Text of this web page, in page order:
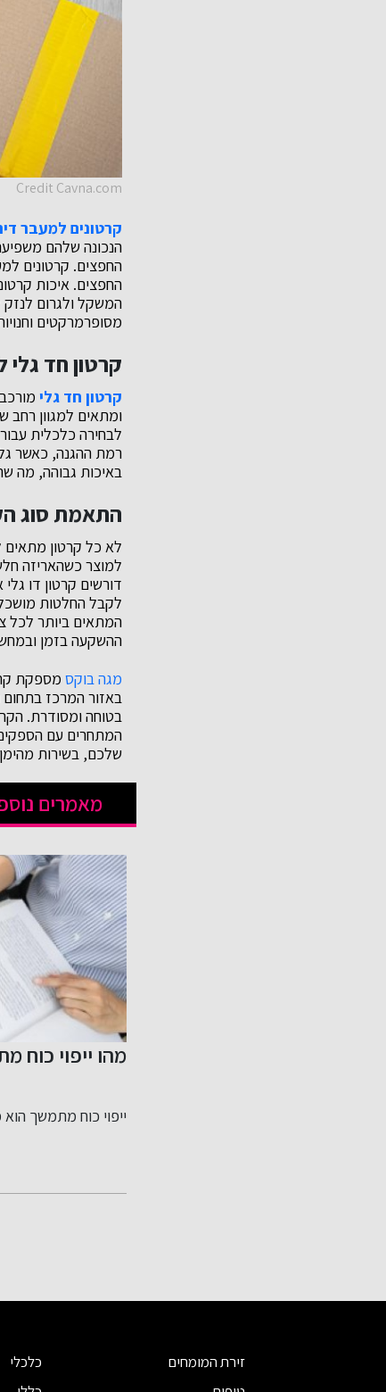
Credit Cavna.com
קרטונים למעבר
הנכונה שלהם
החפצים. קרטונים
החפצים. איכות
המשקל ולגרום
מסופרמרקטים
קרטון חד גלי
קרטון חד גלי
ומתאים למגוון רחב
לבחירה כלכלית
רמת ההגנה, כאשר
באיכות גבוהה, מה
התאמת סוג
לא כל קרטון מתאים
למוצר כשהאריזה
דורשים קרטון דו
לקבל החלטות
המתאים ביותר לכל
ההשקעה בזמן
מגה בוקס מספקת
באזור המרכז בתחום
בטוחה ומסודרת.
המתחרים עם
שלכם, בשירות מהימן
מאמרים
מהו ייפוי כוח
ייפוי כוח מתמשך
זירת המומחים
כלכלי